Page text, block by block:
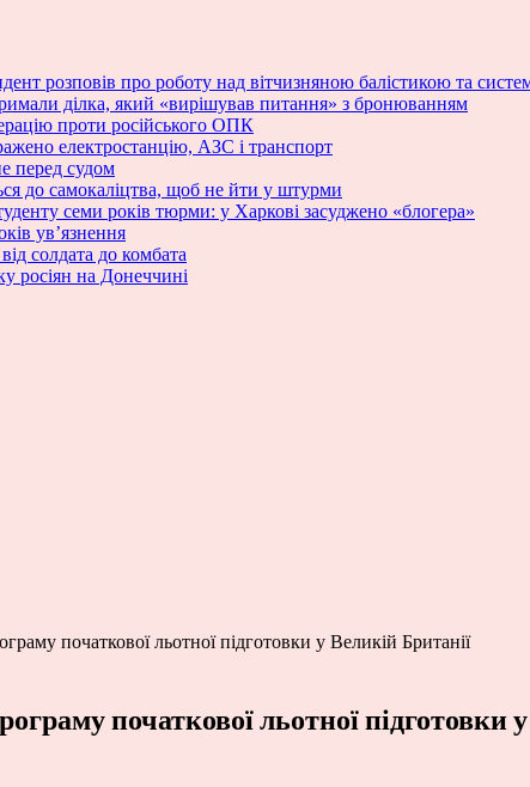
розповів про роботу над вітчизняною балістикою та
ділка, який «вирішував питання» з бронюванням
проти російського ОПК
електростанцію, АЗС і транспорт
перед судом
до самокаліцтва, щоб не йти у штурми
семи років тюрми: у Харкові засуджено «блогера»
ув’язнення
солдата до комбата
росіян на Донеччині
початкової льотної підготовки у Великій Британії
початкової льотної підготовки